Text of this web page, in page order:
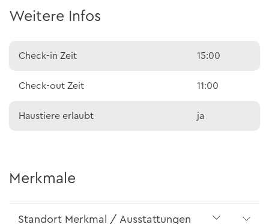
Weitere Infos
Check-in Zeit 15:00
Check-out Zeit 11:00
Haustiere erlaubt ja
Merkmale
Standort Merkmal / Ausstattungen